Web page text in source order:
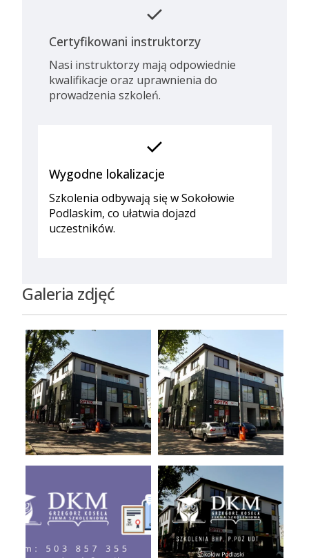
check
Certyfikowani instruktorzy
Nasi instruktorzy mają odpowiednie
kwalifikacje oraz uprawnienia do
prowadzenia szkoleń.
check
Wygodne lokalizacje
Szkolenia odbywają się w Sokołowie
Podlaskim, co ułatwia dojazd
uczestników.
Galeria zdjęć